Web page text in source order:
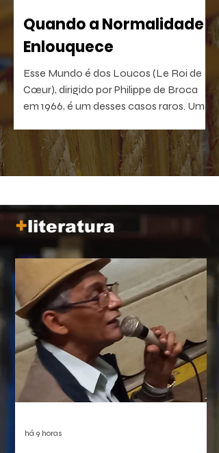
Quando a Normalidade
Enlouquece
Esse Mundo é dos Loucos (Le Roi de
Cœur), dirigido por Philippe de Broca
em 1966, é um desses casos raros. Uma
devastadora no que sugere. Um filme
que, quanto mais distante fica no
tempo, mais próximo parece de nós.
+literatura
há 9 horas